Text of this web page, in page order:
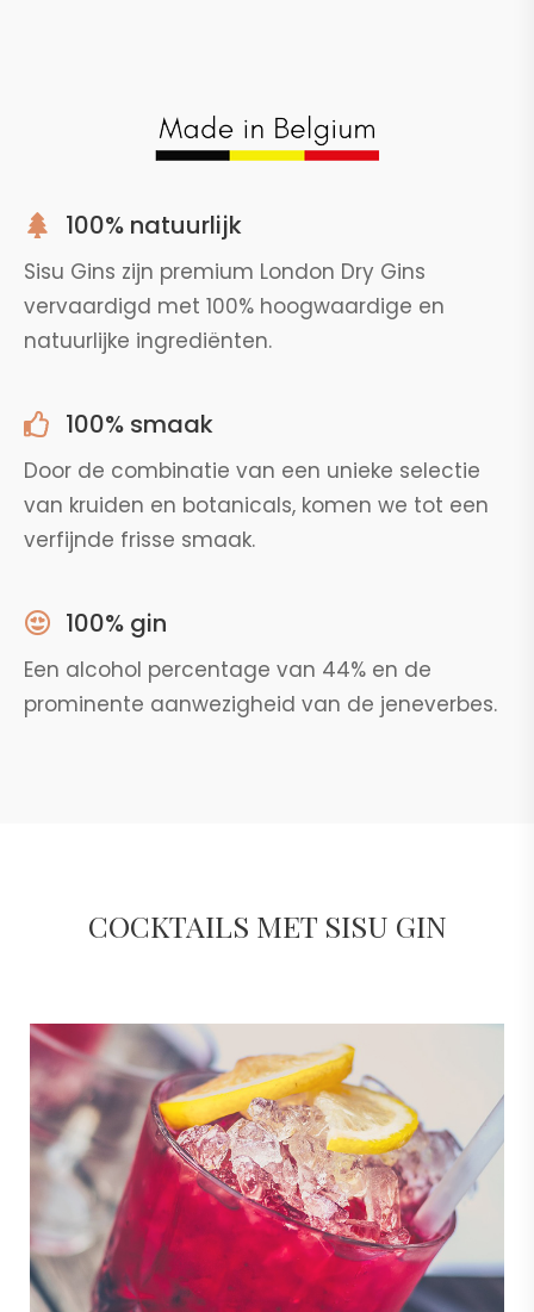
100% natuurlijk
Sisu Gins zijn premium London Dry Gins
vervaardigd met 100% hoogwaardige en
natuurlijke ingrediënten.
100% smaak
Door de combinatie van een unieke selectie
van kruiden en botanicals, komen we tot een
verfijnde frisse smaak.
100% gin
Een alcohol percentage van 44% en de
prominente aanwezigheid van de jeneverbes.
COCKTAILS MET SISU GIN